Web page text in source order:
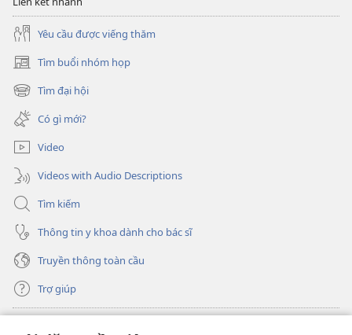
Yêu cầu được viếng thăm
Tìm buổi nhóm họp
(mở
cửa
sổ
mới)
Tìm đại hội
(mở
cửa
sổ
mới)
Có gì mới?
Video
Videos with Audio Descriptions
Tìm kiếm
Thông tin y khoa dành cho bác sĩ
Truyền thông toàn cầu
Trợ giúp